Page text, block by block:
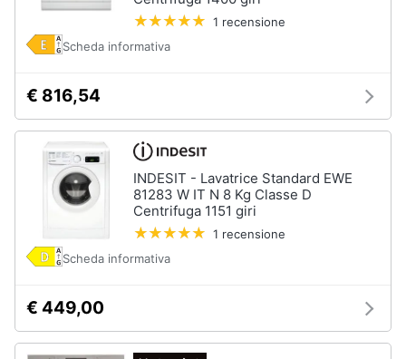
1 recensione
Scheda informativa
€ 816,54
INDESIT - Lavatrice Standard EWE
81283 W IT N 8 Kg Classe D
Centrifuga 1151 giri
1 recensione
Scheda informativa
€ 449,00